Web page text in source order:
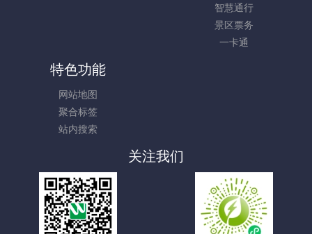
智慧通行
景区票务
一卡通
特色功能
网站地图
聚合标签
站内搜索
关注我们